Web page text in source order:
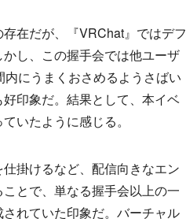
在だが、『VRChat』ではデフ
し、この握手会では他ユーザ
にうまくおさめるようさばい
印象だ。結果として、本イベ
いたように感じる。
掛けるなど、配信向きなエン
とで、単なる握手会以上の一
れていた印象だ。バーチャル